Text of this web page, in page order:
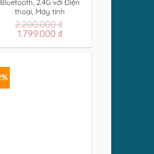
Bluetooth, 2.4G với Điện
thoại, Máy tính
2.200.000₫
Giá
là:
1.799.000 ₫Giá
tại